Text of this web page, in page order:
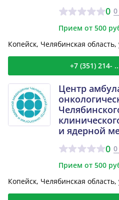
0
Прием от 500
Копейск, Челябинская
+7 (351) 214-
Центр
и ядерной
0
Прием от 500
Копейск, Челябинская